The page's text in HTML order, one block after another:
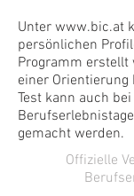
Unter www.bic.at
persönlichen
Programm erstellt
einer
Test kann auch
gemacht werden.
Offizielle